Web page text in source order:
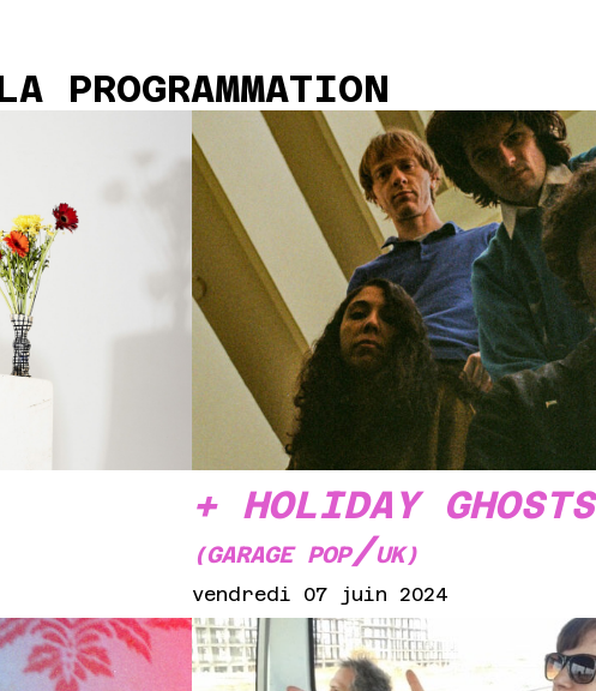
PROGRAMMATION
+ HOLIDAY GHOSTS
(GARAGE POP/UK)
vendredi 07 juin 2024